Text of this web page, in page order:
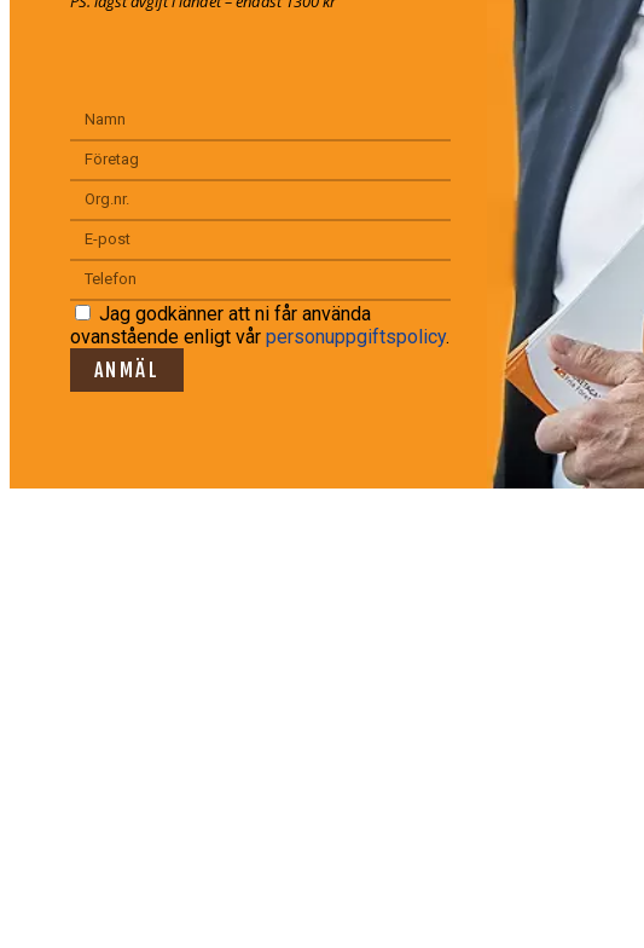
Jag godkänner att ni får använda
ovanstående enligt vår personuppgiftspolicy.
ANMÄL